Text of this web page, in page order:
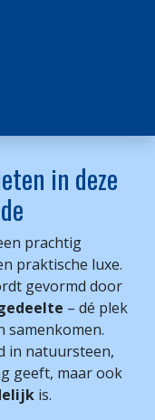
in deze
prachtig
praktische luxe.
gevormd door
– dé plek
samenkomen.
in natuursteen,
geeft, maar ook
is.